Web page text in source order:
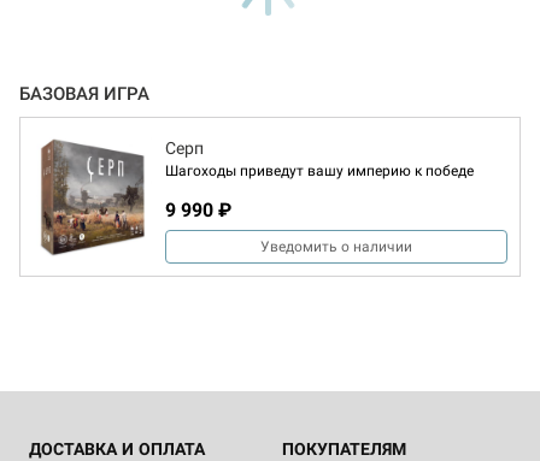
БАЗОВАЯ ИГРА
Серп
Шагоходы приведут вашу империю к победе
9 990 ₽
Уведомить о наличии
ДОСТАВКА И ОПЛАТА ПОКУПАТЕЛЯМ